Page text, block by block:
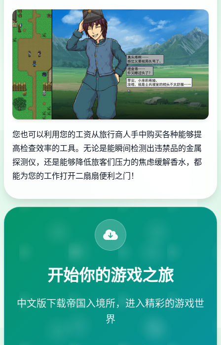
您也可以利用您的工资从旅行商人手中购买各种能够提
高检查效率的工具。无论是能瞬间检测出违禁品的金属
探测仪，还是能够降低旅客们压力的焦虑缓解香水，都
能为您的工作打开二扇扇便利之门！
开始你的游戏之旅
中文版下载帝国入境所，进入精彩的游戏世
界